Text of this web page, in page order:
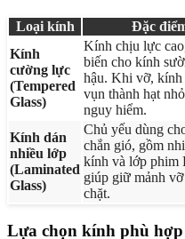
Loại kính Đặc
Kính
cường lực
(Tempered
Glass)
Kính chịu lực
biến cho kính
hậu. Khi vỡ, kính
vụn thành hạt
nguy hiểm.
Kính dán
nhiều lớp
(Laminated
Glass)
Chủ yếu dùng
chắn gió, gồm
kính và lớp phim
giúp giữ mảnh
chặt.
Lựa chọn kính phù